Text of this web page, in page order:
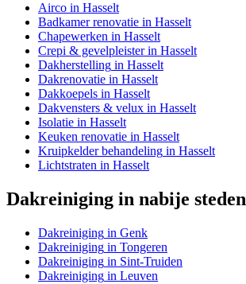
Airco in Hasselt
Badkamer renovatie in Hasselt
Chapewerken in Hasselt
Crepi & gevelpleisterin Hasselt
Dakherstelling in Hasselt
Dakrenovatie in Hasselt
Dakkoepels in Hasselt
Dakvensters & velux in Hasselt
Isolatie in Hasselt
Keuken renovatie in Hasselt
Kruipkelder behandeling in Hasselt
Lichtstraten in Hasselt
Dakreiniging in nabije steden
Dakreiniging in Genk
Dakreiniging in Tongeren
Dakreiniging in Sint-Truiden
Dakreiniging in Leuven